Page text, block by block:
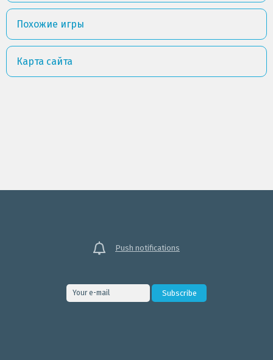
Похожие игры
Карта сайта
Push notifications